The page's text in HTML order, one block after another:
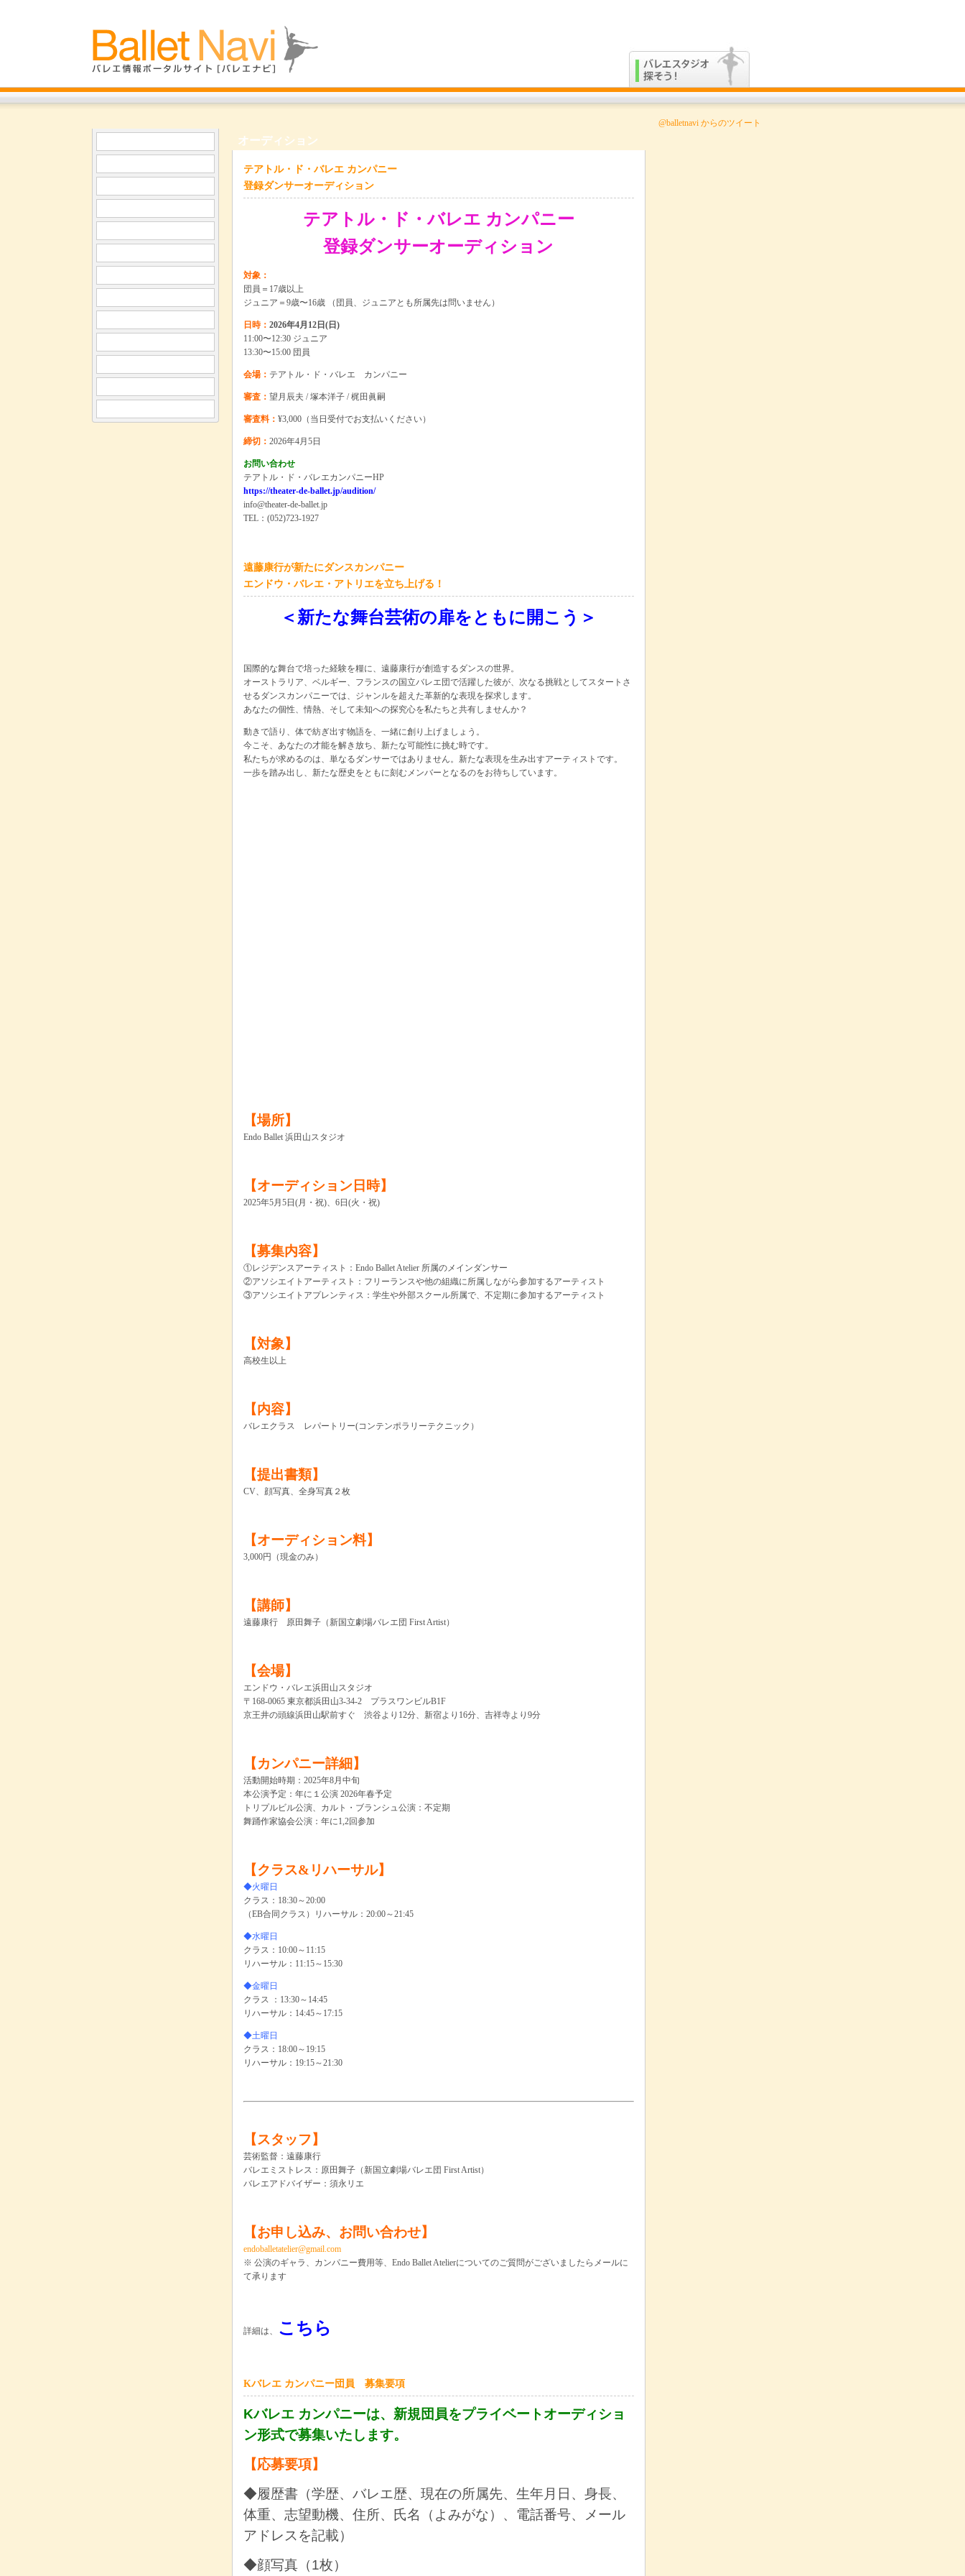
オーディション
テアトル・ド・バレエ カンパニー
登録ダンサーオーディション
テアトル・ド・バレエ カンパニー
登録ダンサーオーディション
対象：
団員＝17歳以上
ジュニア＝9歳〜16歳 （団員、ジュニアとも所属先は問いません）
日時： 2026年4月12日(日)
11:00〜12:30 ジュニア
13:30〜15:00 団員
会場： テアトル・ド・バレエ カンパニー
審査： 望月辰夫 / 塚本洋子 / 梶田眞嗣
審査料： ¥3,000（当日受付でお支払いください）
締切： 2026年4月5日
お問い合わせ
テアトル・ド・バレエカンパニーHP
https://theater-de-ballet.jp/audition/
info@theater-de-ballet.jp
TEL：(052)723-1927
遠藤康行が新たにダンスカンパニー
エンドウ・バレエ・アトリエを立ち上げる！
＜新たな舞台芸術の扉をともに開こう＞
国際的な舞台で培った経験を糧に、遠藤康行が創造するダンスの世界。
オーストラリア、ベルギー、フランスの国立バレエ団で活躍した彼が、次なる挑戦としてスタートさ
せるダンスカンパニーでは、ジャンルを超えた革新的な表現を探求します。
あなたの個性、情熱、そして未知への探究心を私たちと共有しませんか？
動きで語り、体で紡ぎ出す物語を、一緒に創り上げましょう。
今こそ、あなたの才能を解き放ち、新たな可能性に挑む時です。
私たちが求めるのは、単なるダンサーではありません。新たな表現を生み出すアーティストです。
一歩を踏み出し、新たな歴史をともに刻むメンバーとなるのをお待ちしています。
【場所】
Endo Ballet 浜田山スタジオ
【オーディション日時】
2025年5月5日(月・祝)、6日(火・祝)
【募集内容】
①レジデンスアーティスト：Endo Ballet Atelier 所属のメインダンサー
②アソシエイトアーティスト：フリーランスや他の組織に所属しながら参加するアーティスト
③アソシエイトアプレンティス：学生や外部スクール所属で、不定期に参加するアーティスト
【対象】
高校生以上
【内容】
バレエクラス レパートリー(コンテンポラリーテクニック）
【提出書類】
CV、顔写真、全身写真２枚
【オーディション料】
3,000円（現金のみ）
【講師】
遠藤康行 原田舞子（新国立劇場バレエ団 First Artist）
【会場】
エンドウ・バレエ浜田山スタジオ
〒168-0065 東京都浜田山3-34-2 プラスワンビルB1F
京王井の頭線浜田山駅前すぐ 渋谷より12分、新宿より16分、吉祥寺より9分
【カンパニー詳細】
活動開始時期：2025年8月中旬
本公演予定：年に１公演 2026年春予定
トリプルビル公演、カルト・ブランシュ公演：不定期
舞踊作家協会公演：年に1,2回参加
【クラス&リハーサル】
◆火曜日
クラス：18:30～20:00
（EB合同クラス）リハーサル：20:00～21:45
◆水曜日
クラス：10:00～11:15
リハーサル：11:15～15:30
◆金曜日
クラス ：13:30～14:45
リハーサル：14:45～17:15
◆土曜日
クラス：18:00～19:15
リハーサル：19:15～21:30
【スタッフ】
芸術監督：遠藤康行
バレエミストレス：原田舞子（新国立劇場バレエ団 First Artist）
バレエアドバイザー：須永リエ
【お申し込み、お問い合わせ】
endoballetatelier@gmail.com
※ 公演のギャラ、カンパニー費用等、Endo Ballet Atelierについてのご質問がございましたらメールに
て承ります
詳細は、 こちら
Kバレエ カンパニー団員 募集要項
Kバレエ カンパニーは、新規団員をプライベートオーディショ
ン形式で募集いたします。
【応募要項】
◆履歴書（学歴、バレエ歴、現在の所属先、生年月日、身長、
体重、志望動機、住所、氏名（よみがな）、電話番号、メール
アドレスを記載）
◆顔写真（1枚）
@balletnavi からのツイート